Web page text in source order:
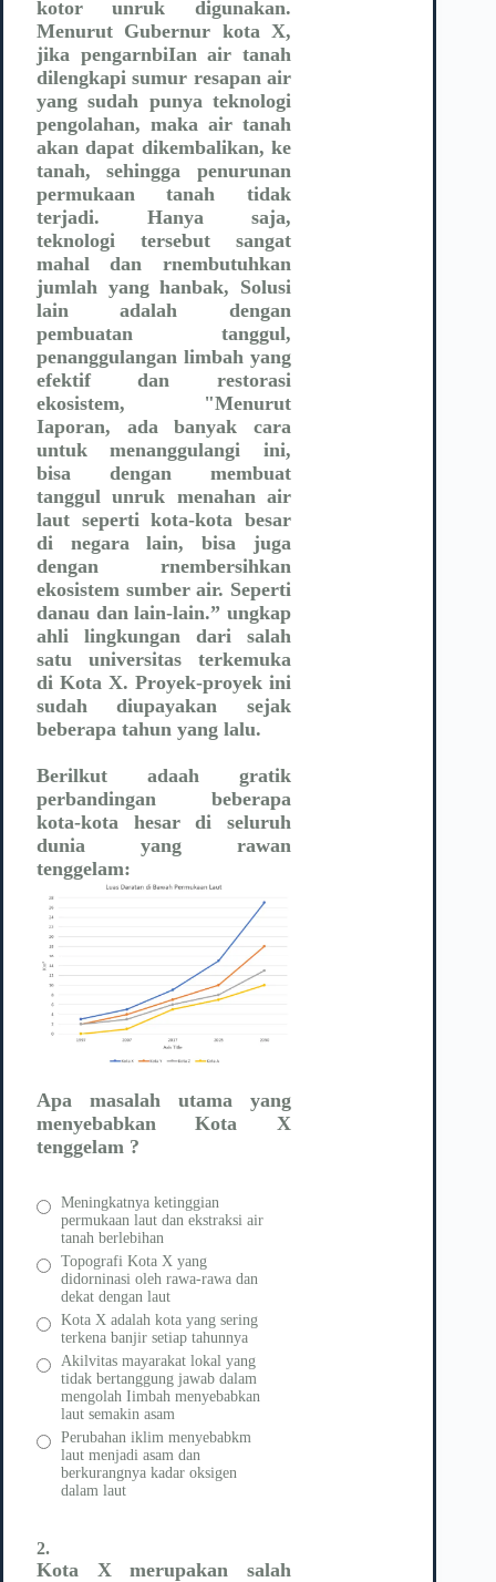
kotor unruk digunakan.
Menurut Gubernur kota X,
jika pengarnbiIan air tanah
dilengkapi sumur resapan air
yang sudah punya teknologi
pengolahan, maka air tanah
akan dapat dikembalikan, ke
tanah, sehingga penurunan
permukaan tanah tidak
terjadi. Hanya saja,
teknologi tersebut sangat
mahal dan rnembutuhkan
jumlah yang hanbak, Solusi
lain adalah dengan
pembuatan tanggul,
penanggulangan limbah yang
efektif dan restorasi
ekosistem, "Menurut
Iaporan, ada banyak cara
untuk menanggulangi ini,
bisa dengan membuat
tanggul unruk menahan air
laut seperti kota-kota besar
di negara lain, bisa juga
dengan rnembersihkan
ekosistem sumber air. Seperti
danau dan lain-lain.” ungkap
ahli lingkungan dari salah
satu universitas terkemuka
di Kota X. Proyek-proyek ini
sudah diupayakan sejak
beberapa tahun yang lalu.
Berilkut adaah gratik
perbandingan beberapa
kota-kota hesar di seluruh
dunia yang rawan
tenggelam:
Apa masalah utama yang
menyebabkan Kota X
tenggelam ?
Meningkatnya ketinggian
permukaan laut dan ekstraksi air
tanah berlebihan
Topografi Kota X yang
didorninasi oleh rawa-rawa dan
dekat dengan laut
Kota X adalah kota yang sering
terkena banjir setiap tahunnya
Akilvitas mayarakat lokal yang
tidak bertanggung jawab dalam
mengolah Iimbah menyebabkan
laut semakin asam
Perubahan iklim menyebabkm
laut menjadi asam dan
berkurangnya kadar oksigen
dalam laut
2.
Kota X merupakan salah